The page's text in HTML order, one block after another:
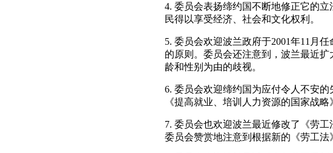
4. 委员会表扬缔约国不断地修正它的
民得以享受经济、社会和文化权利。
5. 委员会欢迎波兰政府于2001年11月
的原则。委员会还注意到，波兰最近
龄和性别为由的歧视。
6. 委员会欢迎缔约国为应付令人不安
《提高就业、培训人力资源的国家战略
7. 委员会也欢迎波兰最近修改了《劳
委员会赞赏地注意到根据新的《劳工